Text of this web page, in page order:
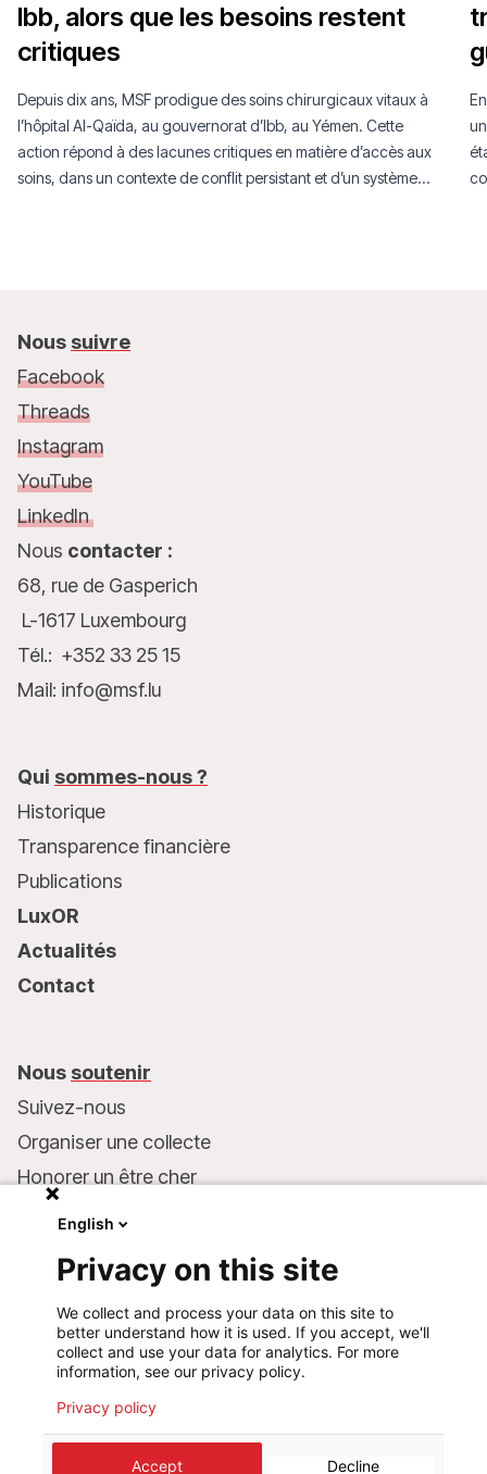
Ibb, alors que les besoins restent
critiques
Depuis dix ans, MSF prodigue des soins chirurgicaux vitaux à
l’hôpital Al-Qaïda, au gouvernorat d’Ibb, au Yémen. Cette
action répond à des lacunes critiques en matière d’accès aux
soins, dans un contexte de conflit persistant et d’un système
Nous suivre
Facebook
Threads
Instagram
YouTube
LinkedIn
Nous contacter :
68, rue de Gasperich
L-1617 Luxembourg
Tél.: +352 33 25 15
Mail: info@msf.lu
Qui sommes-nous ?
Historique
Transparence financière
Publications
LuxOR
Actualités
Contact
Nous soutenir
Suivez-nous
Organiser une collecte
Honorer un être cher
Faire un don
Coordonnées bancaires :
LU75 1111 0000 4848 0000
Comportement responsable
Médecins Sans Frontières Luxembourg
English
Privacy on this site
We collect and process your data on this site to
better understand how it is used. If you accept, we'll
collect and use your data for analytics. For more
information, see our privacy policy.
Privacy policy
Accept Decline